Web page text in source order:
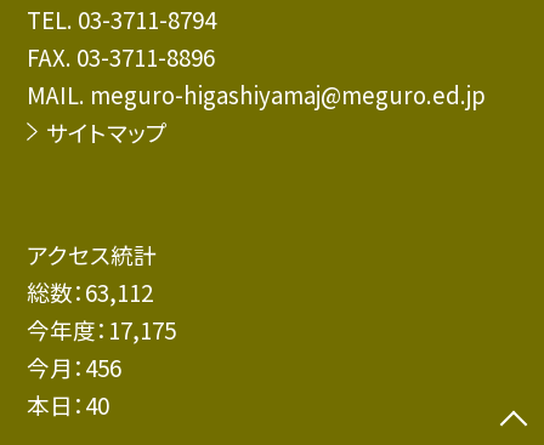
TEL. 03-3711-8794
FAX. 03-3711-8896
MAIL. meguro-higashiyamaj@meguro.ed.jp
サイトマップ
アクセス統計
総数：63,112
今年度： 17,175
今月：456
本日：40